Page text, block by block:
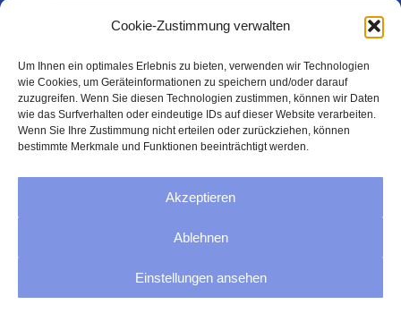
Cookie-Zustimmung verwalten
Um Ihnen ein optimales Erlebnis zu bieten, verwenden wir Technologien
wie Cookies, um Geräteinformationen zu speichern und/oder darauf
zuzugreifen. Wenn Sie diesen Technologien zustimmen, können wir Daten
wie das Surfverhalten oder eindeutige IDs auf dieser Website verarbeiten.
Wenn Sie Ihre Zustimmung nicht erteilen oder zurückziehen, können
bestimmte Merkmale und Funktionen beeinträchtigt werden.
Akzeptieren
Ablehnen
Einstellungen ansehen
Rechtliches
Impressum
Cookie-Richtlinie (EU)